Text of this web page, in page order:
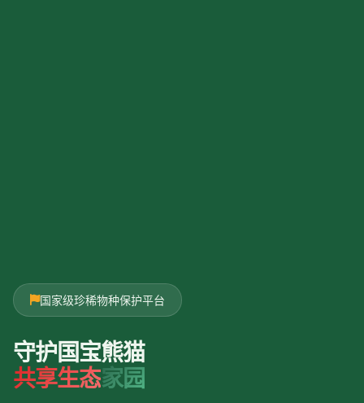
国家级珍稀物种保护平台
守护国宝熊猫
共享生态家园